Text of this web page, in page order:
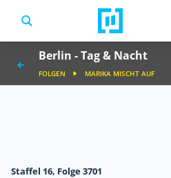
Berlin - Tag & Nacht
FOLGEN MARIKA MISCHT AUF
Staffel 16, Folge 3701